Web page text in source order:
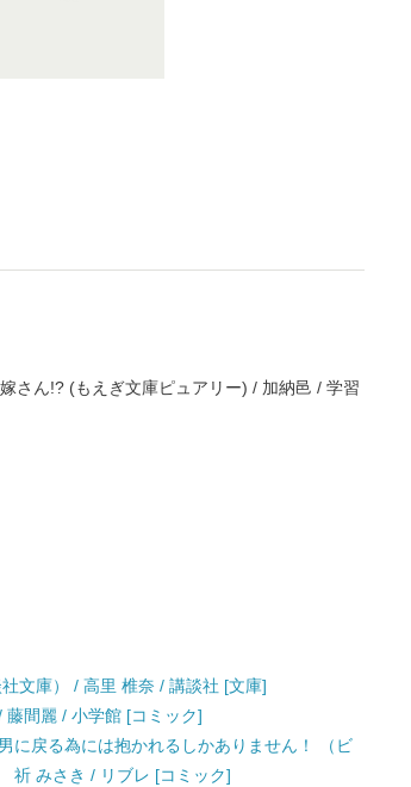
さん!? (もえぎ文庫ピュアリー) / 加納邑 / 学習
文庫） / 高里 椎奈 / 講談社 [文庫]
間麗 / 小学館 [コミック]
に戻る為には抱かれるしかありません！ （ビ
祈 みさき / リブレ [コミック]